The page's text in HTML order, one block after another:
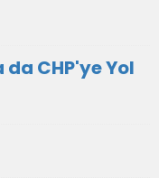
da CHP'ye Yol